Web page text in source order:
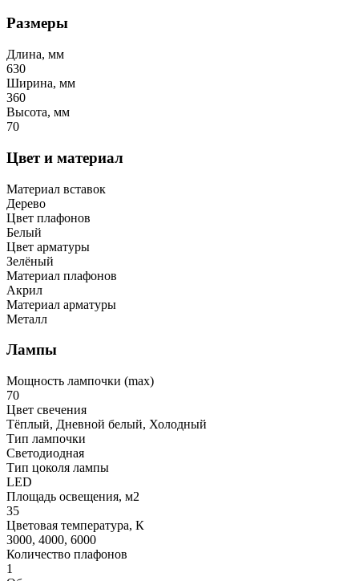
Размеры
Длина, мм
630
Ширина, мм
360
Высота, мм
70
Цвет и материал
Материал вставок
Дерево
Цвет плафонов
Белый
Цвет арматуры
Зелёный
Материал плафонов
Акрил
Материал арматуры
Металл
Лампы
Мощность лампочки (max)
70
Цвет свечения
Тёплый, Дневной белый, Холодный
Тип лампочки
Светодиодная
Тип цоколя лампы
LED
Площадь освещения, м2
35
Цветовая температура, К
3000, 4000, 6000
Количество плафонов
1